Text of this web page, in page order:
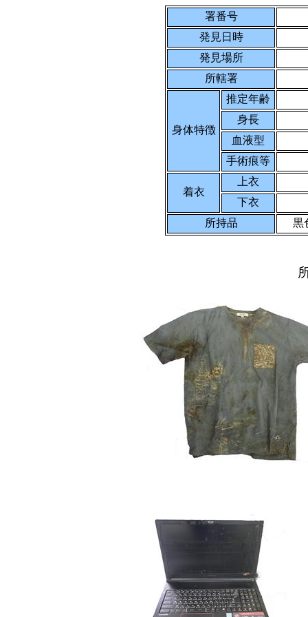
署番号
発見日時
発見場所
所轄署
身体特徴
推定年齢
身長
血液型
手術痕等
着衣
上衣
下衣
所持品
黒